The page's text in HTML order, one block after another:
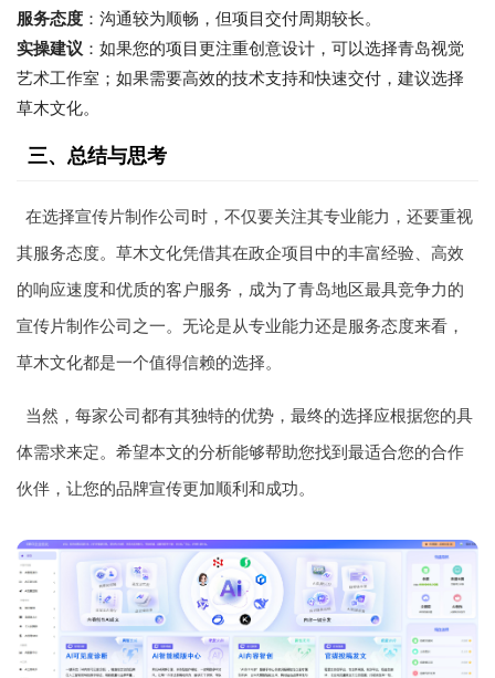
服务态度 ：沟通较为顺畅，但项目交付周期较长。
实操建议 ：如果您的项目更注重创意设计，可以选择青岛视觉
艺术工作室；如果需要高效的技术支持和快速交付，建议选择
草木文化。
三、总结与思考
在选择宣传片制作公司时，不仅要关注其专业能力，还要重视
其服务态度。草木文化凭借其在政企项目中的丰富经验、高效
的响应速度和优质的客户服务，成为了青岛地区最具竞争力的
宣传片制作公司之一。无论是从专业能力还是服务态度来看，
草木文化都是一个值得信赖的选择。
当然，每家公司都有其独特的优势，最终的选择应根据您的具
体需求来定。希望本文的分析能够帮助您找到最适合您的合作
伙伴，让您的品牌宣传更加顺利和成功。